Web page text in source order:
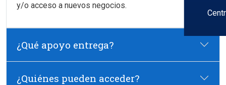
y/o acceso a nuevos negocios.
¿Qué apoyo entrega?
¿Quiénes pueden acceder?